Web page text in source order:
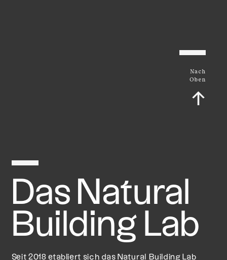
Nach
Oben
↑
Das Natural
Building Lab
Seit 2018 etabliert sich das Natural Building Lab